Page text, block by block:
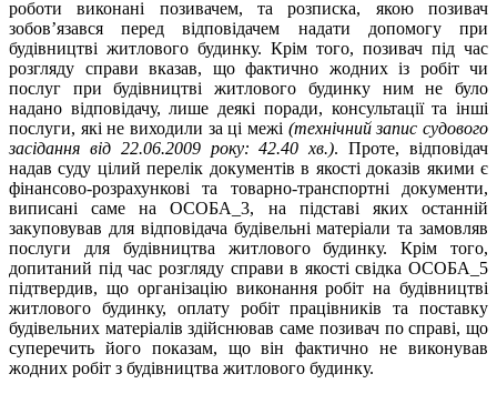
роботи виконані позивачем, та розписка, якою позивач
зобов’язався перед відповідачем надати допомогу при
будівництві житлового будинку. Крім того, позивач під час
розгляду справи вказав, що фактично жодних із робіт чи
послуг при будівництві житлового будинку ним не було
надано відповідачу, лише деякі поради, консультації та інші
послуги, які не виходили за ці межі (технічний запис судового
засідання від 22.06.2009 року: 42.40 хв.). Проте, відповідач
надав суду цілий перелік документів в якості доказів якими є
фінансово-розрахункові та товарно-транспортні документи,
виписані саме на ОСОБА_3, на підставі яких останній
закуповував для відповідача будівельні матеріали та замовляв
послуги для будівництва житлового будинку. Крім того,
допитаний під час розгляду справи в якості свідка ОСОБА_5
підтвердив, що організацію виконання робіт на будівництві
житлового будинку, оплату робіт працівників та поставку
будівельних матеріалів здійснював саме позивач по справі, що
суперечить його показам, що він фактично не виконував
жодних робіт з будівництва житлового будинку.